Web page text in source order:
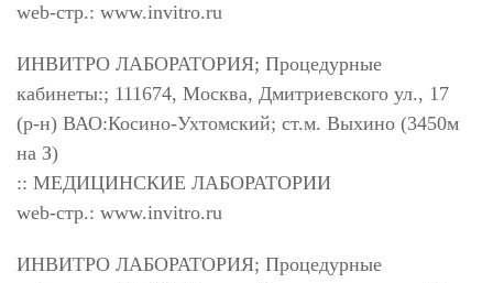
web-стр.: www.invitro.ru
ИНВИТРО ЛАБОРАТОРИЯ; Процедурные
кабинеты:; 111674, Москва, Дмитриевского ул., 17
(р-н) ВАО:Косино-Ухтомский; ст.м. Выхино (3450м
на З)
:: МЕДИЦИНСКИЕ ЛАБОРАТОРИИ
web-стр.: www.invitro.ru
ИНВИТРО ЛАБОРАТОРИЯ; Процедурные